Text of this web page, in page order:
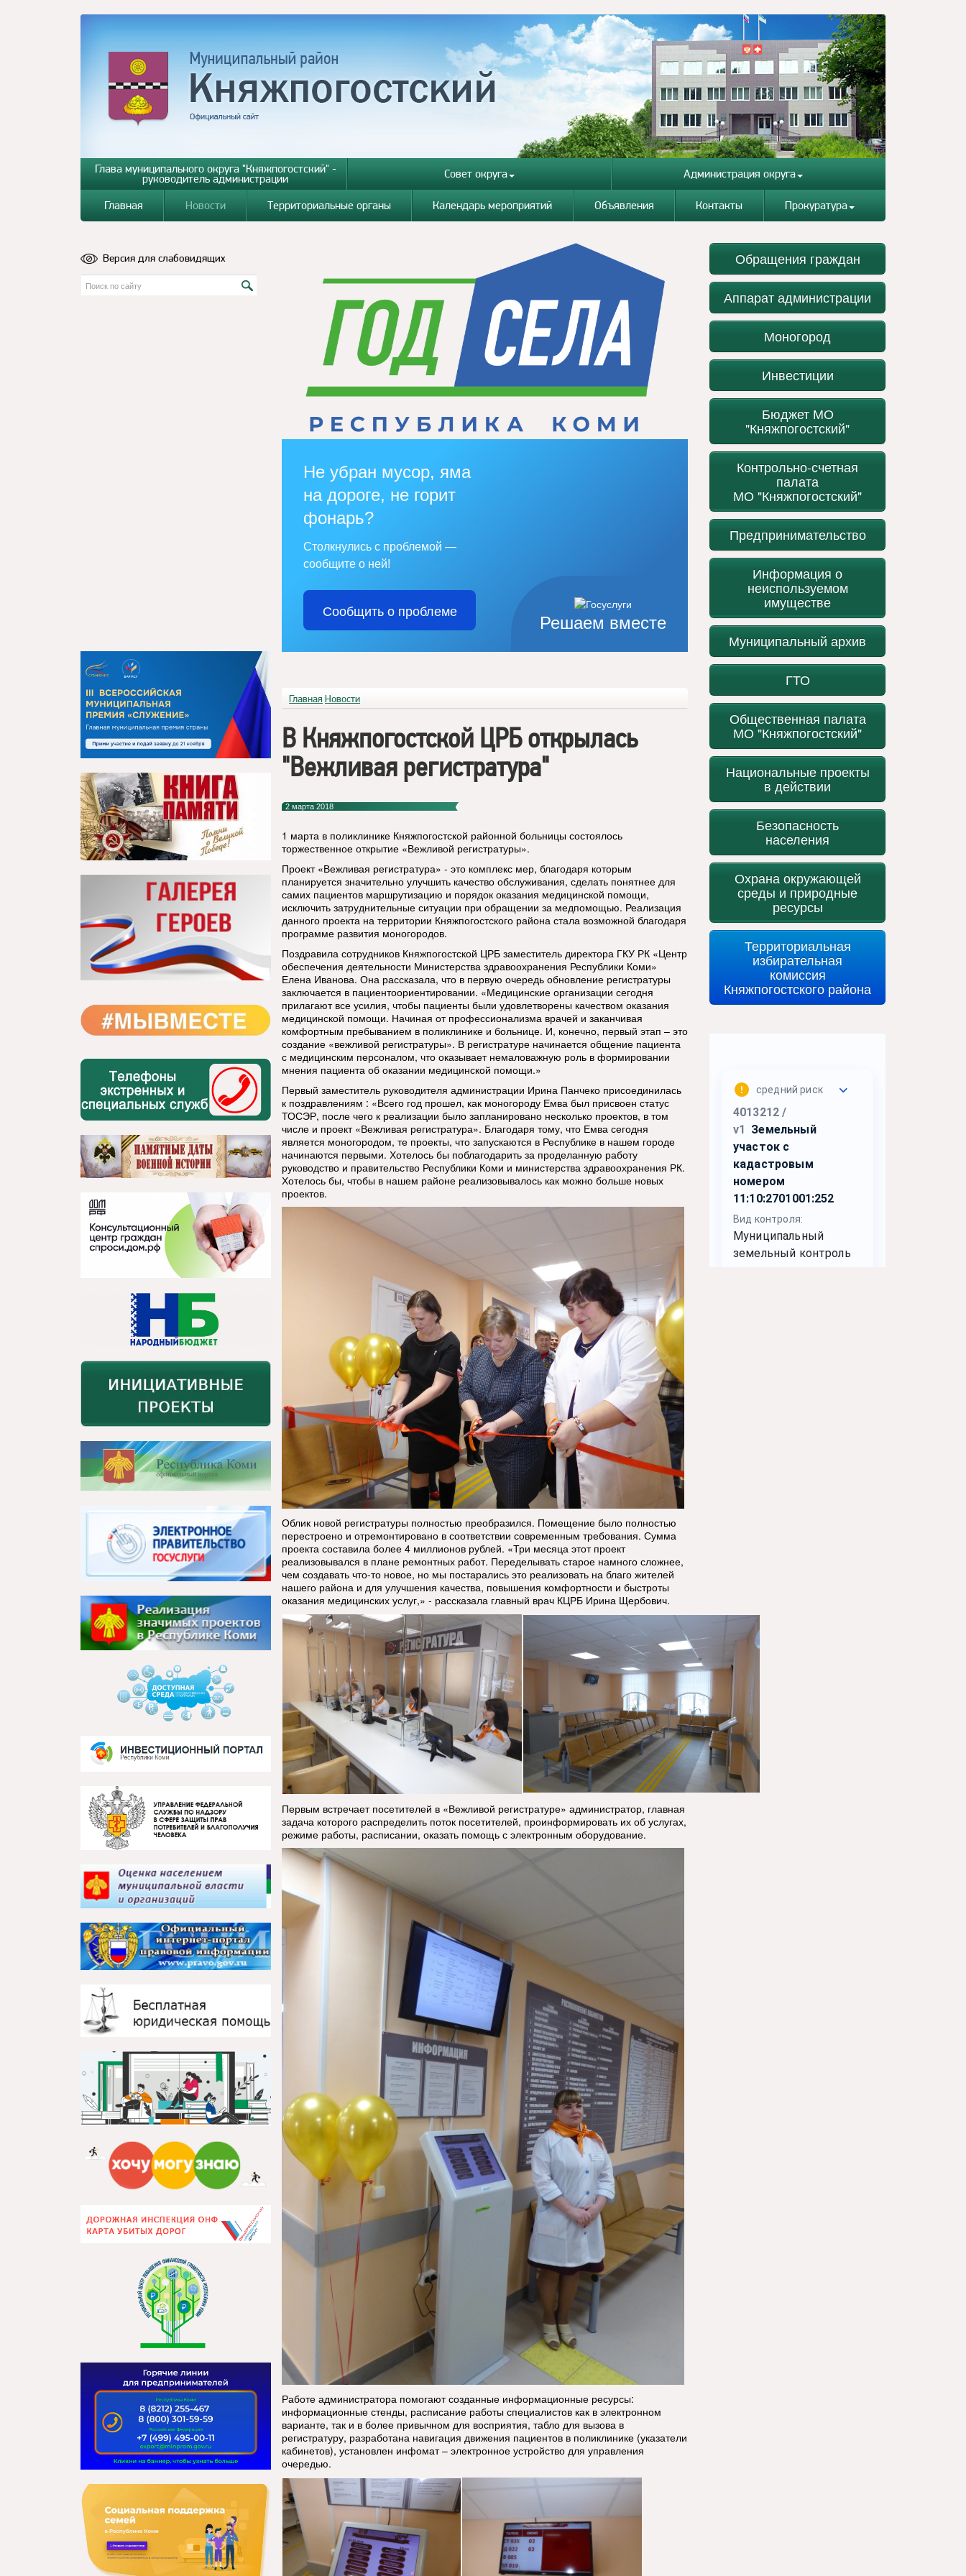
Глава муниципального округа "Княжпогостский" -
руководитель администрации Совет округа Администрация округа
Главная Новости Территориальные органы Календарь мероприятий Объявления Контакты Прокуратура
Версия для слабовидящих
Решаем вместе
Не убран мусор, яма
на дороге, не горит
фонарь?
Столкнулись с проблемой —
сообщите о ней!
Сообщить о проблеме
Главная Новости
В Княжпогостской ЦРБ открылась
"Вежливая регистратура"
2 марта 2018
1 марта в поликлинике Княжпогостской районной больницы состоялось
торжественное открытие «Вежливой регистратуры».
Проект «Вежливая регистратура» - это комплекс мер, благодаря которым
планируется значительно улучшить качество обслуживания, сделать понятнее для
самих пациентов маршрутизацию и порядок оказания медицинской помощи,
исключить затруднительные ситуации при обращении за медпомощью. Реализация
данного проекта на территории Княжпогостского района стала возможной благодаря
программе развития моногородов.
Поздравила сотрудников Княжпогостской ЦРБ заместитель директора ГКУ РК «Центр
обеспечения деятельности Министерства здравоохранения Республики Коми»
Елена Иванова. Она рассказала, что в первую очередь обновление регистратуры
заключается в пациентоориентировании. «Медицинские организации сегодня
прилагают все усилия, чтобы пациенты были удовлетворены качеством оказания
медицинской помощи. Начиная от профессионализма врачей и заканчивая
комфортным пребыванием в поликлинике и больнице. И, конечно, первый этап – это
создание «вежливой регистратуры». В регистратуре начинается общение пациента
с медицинским персоналом, что оказывает немаловажную роль в формировании
мнения пациента об оказании медицинской помощи.»
Первый заместитель руководителя администрации Ирина Панчеко присоединилась
к поздравлениям : «Всего год прошел, как моногороду Емва был присвоен статус
ТОСЭР, после чего к реализации было запланировано несколько проектов, в том
числе и проект «Вежливая регистратура». Благодаря тому, что Емва сегодня
является моногородом, те проекты, что запускаются в Республике в нашем городе
начинаются первыми. Хотелось бы поблагодарить за проделанную работу
руководство и правительство Республики Коми и министерства здравоохранения РК.
Хотелось бы, чтобы в нашем районе реализовывалось как можно больше новых
проектов.
Облик новой регистратуры полностью преобразился. Помещение было полностью
перестроено и отремонтировано в соответствии современным требования. Сумма
проекта составила более 4 миллионов рублей. «Три месяца этот проект
реализовывался в плане ремонтных работ. Переделывать старое намного сложнее,
чем создавать что-то новое, но мы постарались это реализовать на благо жителей
нашего района и для улучшения качества, повышения комфортности и быстроты
оказания медицинских услуг,» - рассказала главный врач КЦРБ Ирина Щербович.
Первым встречает посетителей в «Вежливой регистратуре» администратор, главная
задача которого распределить поток посетителей, проинформировать их об услугах,
режиме работы, расписании, оказать помощь с электронным оборудование.
Работе администратора помогают созданные информационные ресурсы:
информационные стенды, расписание работы специалистов как в электронном
варианте, так и в более привычном для восприятия, табло для вызова в
регистратуру, разработана навигация движения пациентов в поликлинике (указатели
кабинетов), установлен инфомат – электронное устройство для управления
очередью.
Обращения граждан
Аппарат администрации
Моногород
Инвестиции
Бюджет МО
"Княжпогостский"
Контрольно-счетная
палата
МО "Княжпогостский"
Предпринимательство
Информация о
неиспользуемом
имуществе
Муниципальный архив
ГТО
Общественная палата
МО "Княжпогостский"
Национальные проекты
в действии
Безопасность
населения
Охрана окружающей
среды и природные
ресурсы
Территориальная
избирательная
комиссия
Княжпогостского района